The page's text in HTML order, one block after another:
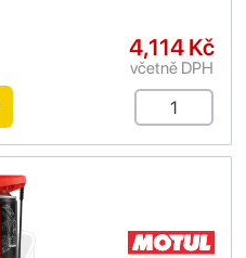
4,114 Kč
včetně DPH